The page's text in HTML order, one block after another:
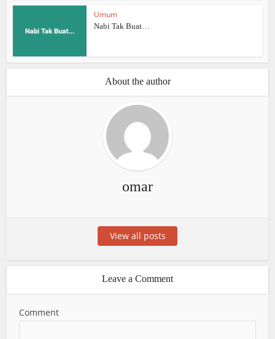
Umum
Nabi Tak Buat…
About the author
omar
View all posts
Leave a Comment
Comment